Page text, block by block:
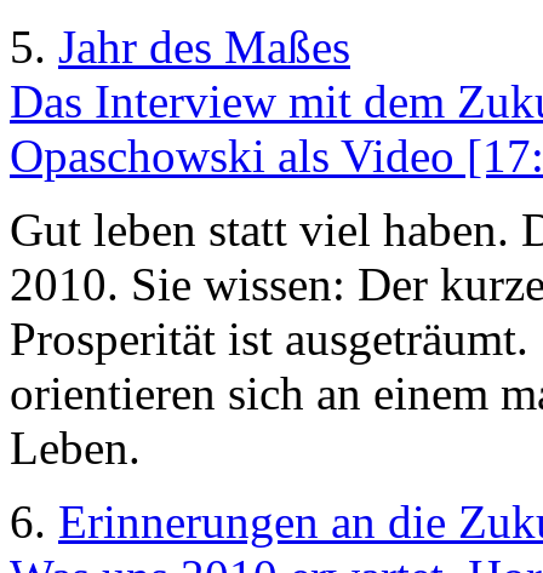
5. Jahr des Maßes
Das Interview mit dem
Opaschowski als Video
Gut leben statt viel haben.
2010. Sie wissen: Der
Prosperität ist
orientieren sich an einem
Leben.
6. Erinnerungen an die